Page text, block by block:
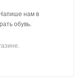
нам в
обувь.